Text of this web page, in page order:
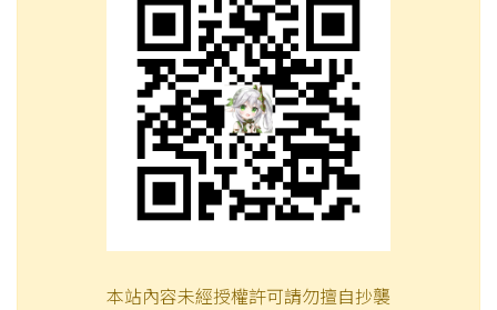
本站內容未經授權許可請勿擅自抄襲